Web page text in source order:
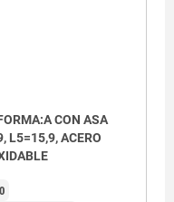
CON ASA
L5=15,9, ACERO